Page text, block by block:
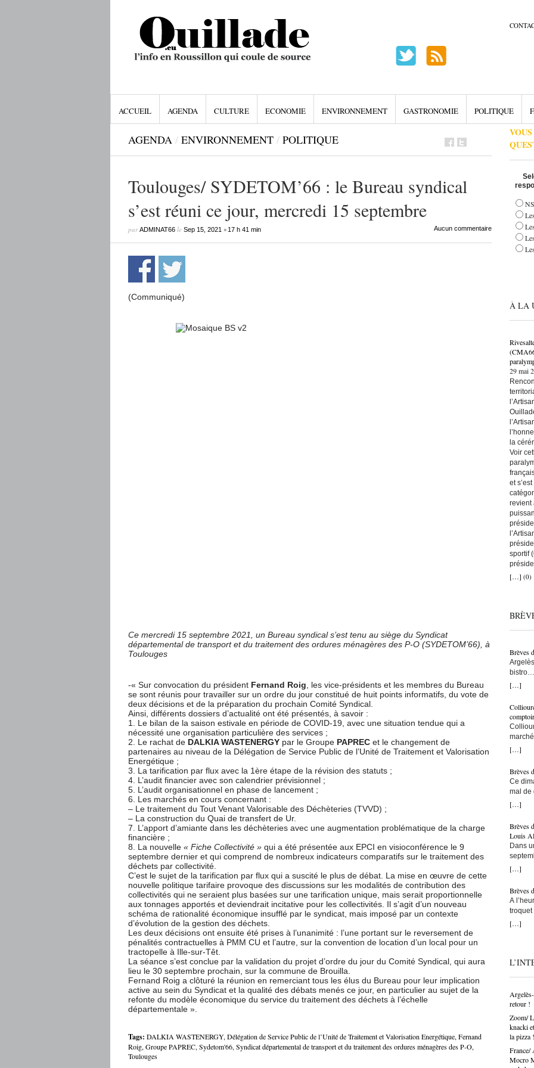
ACCUEIL AGENDA CULTURE ECONOMIE ENVIRONNEMENT GASTRONOMIE POLITIQUE
AGENDA / ENVIRONNEMENT / POLITIQUE
Toulouges/ SYDETOM’66 : le Bureau syndical
s’est réuni ce jour, mercredi 15 septembre
parADMINAT66le Sep 15, 2021• 17 h 41 min Aucun commentaire
(Communiqué)
Ce mercredi 15 septembre 2021, un Bureau syndical s’est tenu au siège du Syndicat
départemental de transport et du traitement des ordures ménagères des P-O (SYDETOM’66), à
Toulouges
-« Sur convocation du président Fernand Roig , les vice-présidents et les membres du Bureau
se sont réunis pour travailler sur un ordre du jour constitué de huit points informatifs, du vote de
deux décisions et de la préparation du prochain Comité Syndical.
Ainsi, différents dossiers d’actualité ont été présentés, à savoir :
1. Le bilan de la saison estivale en période de COVID-19, avec une situation tendue qui a
nécessité une organisation particulière des services ;
2. Le rachat de DALKIA WASTENERGYpar le Groupe PAPRECet le changement de
partenaires au niveau de la Délégation de Service Public de l’Unité de Traitement et Valorisation
Energétique ;
3. La tarification par flux avec la 1ère étape de la révision des statuts ;
4. L’audit financier avec son calendrier prévisionnel ;
5. L’audit organisationnel en phase de lancement ;
6. Les marchés en cours concernant :
– Le traitement du Tout Venant Valorisable des Déchèteries (TVVD) ;
– La construction du Quai de transfert de Ur.
7. L’apport d’amiante dans les déchèteries avec une augmentation problématique de la charge
financière ;
8. La nouvelle « Fiche Collectivité »qui a été présentée aux EPCI en visioconférence le 9
septembre dernier et qui comprend de nombreux indicateurs comparatifs sur le traitement des
déchets par collectivité.
C’est le sujet de la tarification par flux qui a suscité le plus de débat. La mise en œuvre de cette
nouvelle politique tarifaire provoque des discussions sur les modalités de contribution des
collectivités qui ne seraient plus basées sur une tarification unique, mais serait proportionnelle
aux tonnages apportés et deviendrait incitative pour les collectivités. Il s’agit d’un nouveau
schéma de rationalité économique insufflé par le syndicat, mais imposé par un contexte
d’évolution de la gestion des déchets.
Les deux décisions ont ensuite été prises à l’unanimité : l’une portant sur le reversement de
pénalités contractuelles à PMM CU et l’autre, sur la convention de location d’un local pour un
tractopelle à Ille-sur-Têt.
La séance s’est conclue par la validation du projet d’ordre du jour du Comité Syndical, qui aura
lieu le 30 septembre prochain, sur la commune de Brouilla.
Fernand Roig a clôturé la réunion en remerciant tous les élus du Bureau pour leur implication
active au sein du Syndicat et la qualité des débats menés ce jour, en particulier au sujet de la
refonte du modèle économique du service du traitement des déchets à l’échelle
départementale ».
Tags: DALKIA WASTENERGY, Délégation de Service Public de l’Unité de Traitement et Valorisation Energétique, Fernand
Roig, Groupe PAPREC, Sydetom'66, Syndicat départemental de transport et du traitement des ordures ménagères des P-O,
Toulouges
À LA
29 mai
la
Voir
et
revient
sportif
a
une
monte
bras
l’on
ce
CMA
«
un
en
assez
sur dix
club.
monde
les
pôle
qui
peut
n’est
[…] (0)
Brèves
bistro…
– Ici,
bras…
crois
[…]
de-
bon !
tu le
peint
dans
Donc,
de le
Guy
Une
Saint-
a
avoir
Le
[…]
Brèves
Ce
mal de
donné
effet…
claque,
un club
parles
la
cours
une
un tel
feu !
[…]
Brèves
Louis
Dans
Faut
te jure,
ou
arts
durant
accent,
je
FN,
! ». «
peux
[…]
Brèves
A
troquet
pas
son
d’une
de
mais
[…]
retour !
Zoom/
knacki
la pizza !
France/
Mocro